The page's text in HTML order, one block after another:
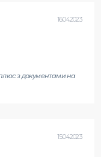
16.04.2023
з документами на
15.04.2023